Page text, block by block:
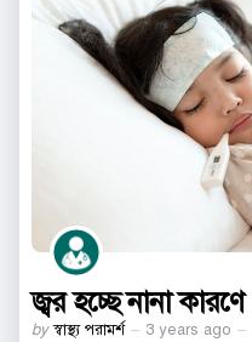
জ্বর হচ্ছে নানা কারণে
Posted
by স্বাস্থ্য পরামর্শ 3 years ago